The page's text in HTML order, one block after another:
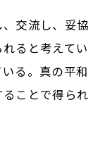
交流し、妥協
ると考えてい
る。真の平和
ことで得られ